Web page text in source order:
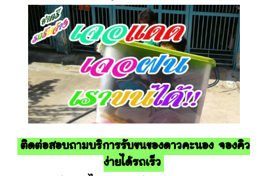
ติดต่อสอบถามบริการรับขนของดาวคะนอง จองคิว
ง่ายได้รถเร็ว